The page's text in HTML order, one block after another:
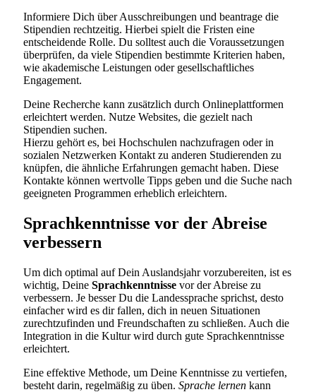
Informiere Dich über Ausschreibungen und beantrage die
Stipendien rechtzeitig. Hierbei spielt die Fristen eine
entscheidende Rolle. Du solltest auch die Voraussetzungen
überprüfen, da viele Stipendien bestimmte Kriterien haben,
wie akademische Leistungen oder gesellschaftliches
Engagement.
Deine Recherche kann zusätzlich durch Onlineplattformen
erleichtert werden. Nutze Websites, die gezielt nach
Stipendien suchen.
Hierzu gehört es, bei Hochschulen nachzufragen oder in
sozialen Netzwerken Kontakt zu anderen Studierenden zu
knüpfen, die ähnliche Erfahrungen gemacht haben. Diese
Kontakte können wertvolle Tipps geben und die Suche nach
geeigneten Programmen erheblich erleichtern.
Sprachkenntnisse vor der Abreise
verbessern
Um dich optimal auf Dein Auslandsjahr vorzubereiten, ist es
wichtig, Deine Sprachkenntnisse vor der Abreise zu
verbessern. Je besser Du die Landessprache sprichst, desto
einfacher wird es dir fallen, dich in neuen Situationen
zurechtzufinden und Freundschaften zu schließen. Auch die
Integration in die Kultur wird durch gute Sprachkenntnisse
erleichtert.
Eine effektive Methode, um Deine Kenntnisse zu vertiefen,
besteht darin, regelmäßig zu üben. Sprache lernen kann